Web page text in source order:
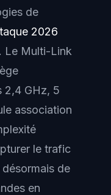
de
2026
Le Multi-Link
2,4 GHz, 5
association
le trafic
de
en